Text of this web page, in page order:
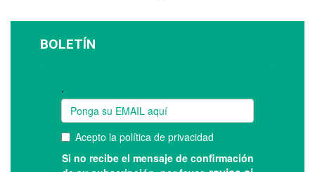
BOLETÍN